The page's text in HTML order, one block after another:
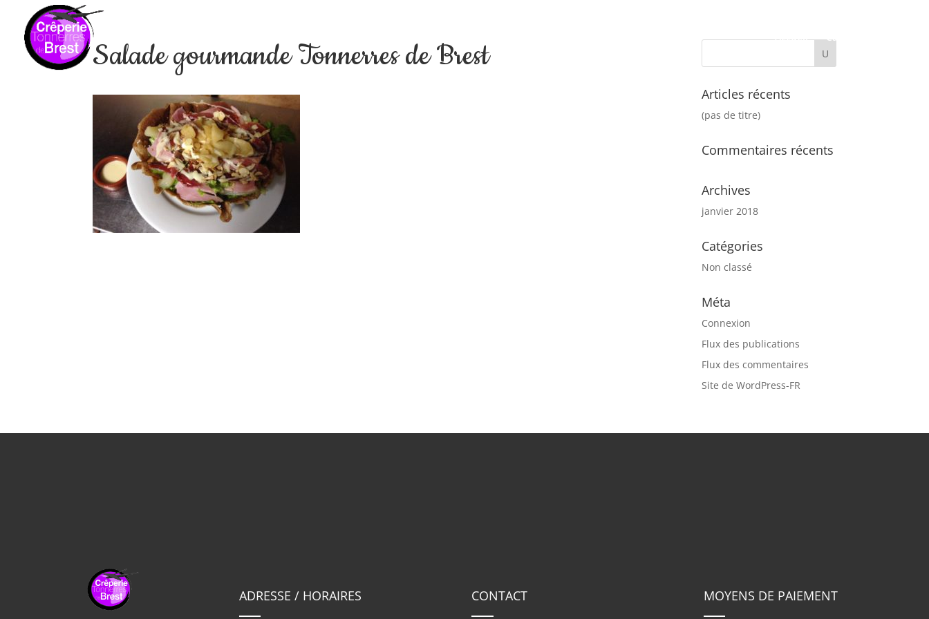
Accueil Carte
Salade gourmande Tonnerres de Brest
Articles récents
(pas de titre)
Commentaires récents
Archives
janvier 2018
Catégories
Non classé
Méta
Connexion
Flux des publications
Flux des commentaires
Site de WordPress-FR
ADRESSE / HORAIRES CONTACT MOYENS DE PAIEMENT